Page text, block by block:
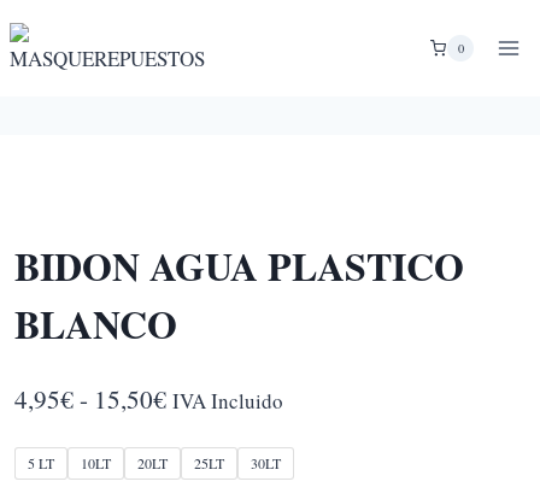
al
0
BIDON AGUA PLASTICO
BLANCO
4,95€- 15,50€Rango
de
precios:
IVA Incluido
5 LT 10LT 20LT 25LT 30LT